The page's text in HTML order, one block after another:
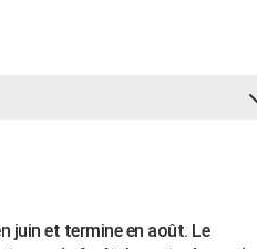
juin et termine en août. Le